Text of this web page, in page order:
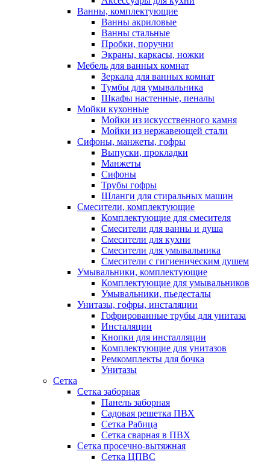
Ванны, комплектующие
Ванны акриловые
Ванны стальные
Пробки, поручни
Экраны, каркасы, ножки
Мебель для ванных комнат
Зеркала для ванных комнат
Тумбы для умывальника
Шкафы настенные, пеналы
Мойки кухонные
Мойки из искусственного камня
Мойки из нержавеющей стали
Сифоны, манжеты, гофры
Выпуски, прокладки
Манжеты
Сифоны
Трубы гофры
Шланги для стиральных машин
Смесители, комплектующие
Комплектующие для смесителя
Смесители для ванны и душа
Смесители для кухни
Смесители для умывальника
Смесители с гигиеническим душем
Умывальники, комплектующие
Комплектующие для умывальников
Умывальники, пьедесталы
Унитазы, гофры, инсталяции
Гофрированные трубы для унитаза
Инсталяции
Кнопки для инсталляции
Комплектующие для унитазов
Ремкомплекты для бочка
Унитазы
Сетка
Сетка заборная
Панель заборная
Садовая решетка ПВХ
Сетка Рабица
Сетка сварная в ПВХ
Сетка просечно-вытяжная
Сетка ЦПВС